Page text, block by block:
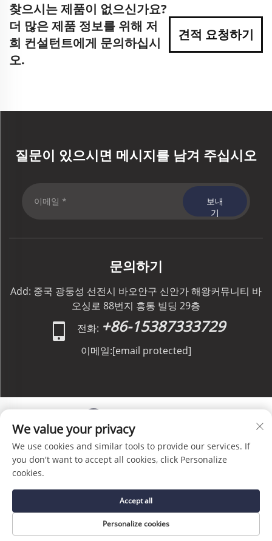
찾으시는 제품이 없으신가요?
더 많은 제품 정보를 위해 저
희 컨설턴트에게 문의하십시
오.
견적 요청하기
질문이 있으시면 메시지를 남겨 주십시오
보내
기
문의하기
Add: 중국 광둥성 선전시 바오안구 신안가 해왕커뮤니티 바
오싱로 88번지 흥통 빌딩 29층
전화: +86-15387333729
이메일:[email protected]
저작권 © C&C GLOBAL Logistics Co., Limited 판권 소
개인정보 처리방침
홈페이지 서비스 이메일 전화번호
We value your privacy
We use cookies and similar tools to provide our services. If
you don't want to accept all cookies, click Personalize
cookies.
Personalize cookies
Accept all